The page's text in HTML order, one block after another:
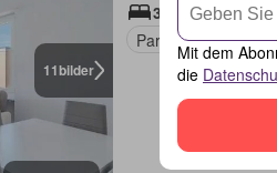
11bilder
35 Zimmer
2
Parkplatz
Balkon
Mit dem
die